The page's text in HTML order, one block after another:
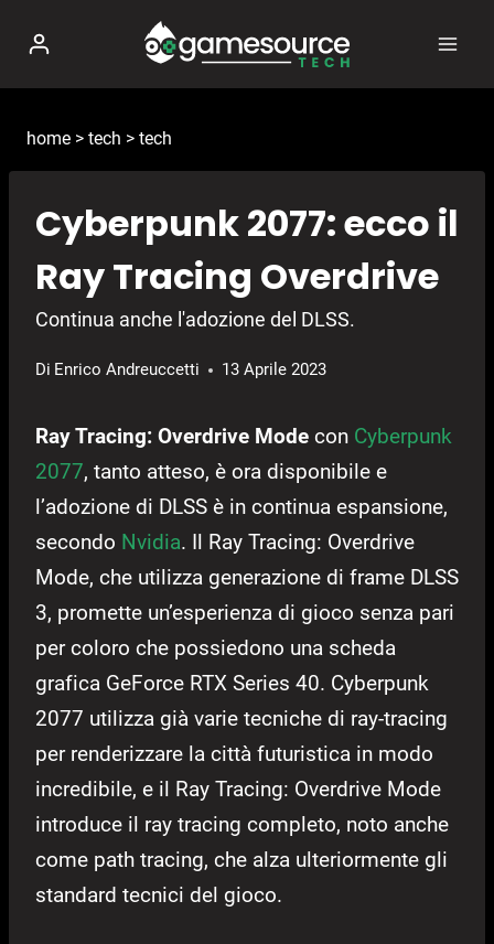
contenuto
home > tech > tech
Cyberpunk 2077: ecco il
Ray Tracing Overdrive
Continua anche l'adozione del DLSS.
Di Enrico Andreuccetti 13 Aprile 2023
Ray Tracing: Overdrive Mode con Cyberpunk
2077, tanto atteso, è ora disponibile e
l’adozione di DLSS è in continua espansione,
secondo Nvidia. Il Ray Tracing: Overdrive
Mode, che utilizza generazione di frame DLSS
3, promette un’esperienza di gioco senza pari
per coloro che possiedono una scheda
grafica GeForce RTX Series 40. Cyberpunk
2077 utilizza già varie tecniche di ray-tracing
per renderizzare la città futuristica in modo
incredibile, e il Ray Tracing: Overdrive Mode
introduce il ray tracing completo, noto anche
come path tracing, che alza ulteriormente gli
standard tecnici del gioco.